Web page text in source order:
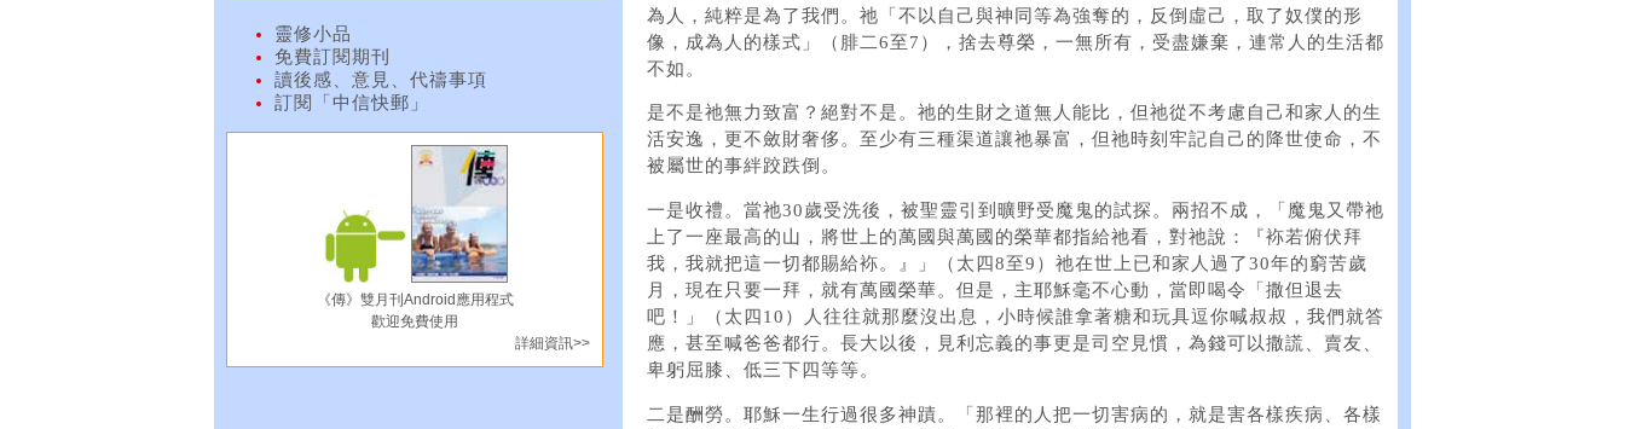
靈修小品
免費訂閱期刊
讀後感、意見、代禱事項
訂閱「中信快郵」
《傳》雙月刊Android應用程式
歡迎免費使用
詳細資訊>>
為人，純粹是為了我們。祂「不以自己與神同等為強奪的，反倒虛己，取了奴僕的形
像，成為人的樣式」（腓二6至7），捨去尊榮，一無所有，受盡嫌棄，連常人的生活都
不如。
是不是祂無力致富？絕對不是。祂的生財之道無人能比，但祂從不考慮自己和家人的生
活安逸，更不斂財奢侈。至少有三種渠道讓祂暴富，但祂時刻牢記自己的降世使命，不
被屬世的事絆跤跌倒。
一是收禮。當祂30歲受洗後，被聖靈引到曠野受魔鬼的試探。兩招不成，「魔鬼又帶祂
上了一座最高的山，將世上的萬國與萬國的榮華都指給祂看，對祂說：『袮若俯伏拜
我，我就把這一切都賜給袮。』」（太四8至9）祂在世上已和家人過了30年的窮苦歲
月，現在只要一拜，就有萬國榮華。但是，主耶穌毫不心動，當即喝令「撒但退去
吧！」（太四10）人往往就那麼沒出息，小時候誰拿著糖和玩具逗你喊叔叔，我們就答
應，甚至喊爸爸都行。長大以後，見利忘義的事更是司空見慣，為錢可以撒謊、賣友、
卑躬屈膝、低三下四等等。
二是酬勞。耶穌一生行過很多神蹟。「那裡的人把一切害病的，就是害各樣疾病、各樣